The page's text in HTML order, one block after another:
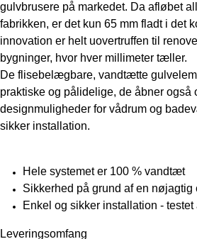
gulvbrusere på markedet. Da afløbet
fabrikken, er det kun 65 mm fladt i det
innovation er helt uovertruffen til
bygninger, hvor hver millimeter tæller.
De flisebelægbare, vandtætte
praktiske og pålidelige, de åbner også
designmuligheder for vådrum og
sikker installation.
Hele systemet er 100 % vandtæt
Sikkerhed på grund af en
Enkel og sikker installation - testet
Leveringsomfang